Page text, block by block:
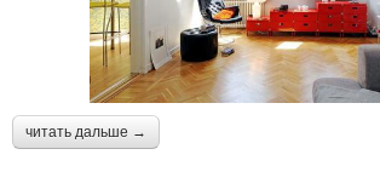
читать дальше →